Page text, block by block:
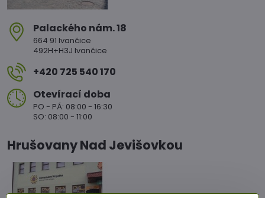
Palackého nám​. 18
664 91 Ivančice
492H+H3J Ivančice
+420 725 540 170
Otevírací doba
PO - PÁ: 08:00 - 16:30
SO: 08:00 - 11:00
Hrušovany Nad Jevišovkou